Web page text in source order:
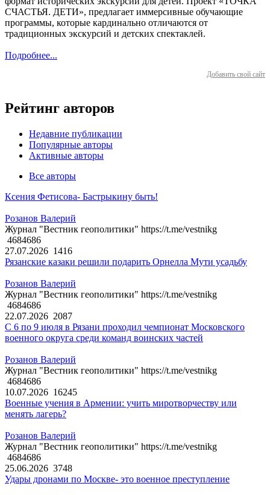
СЧАСТЬЯ. ДЕТИ», предлагает иммерсивные обучающие
программы, которые кардинально отличаются от
традиционных экскурсий и детских спектаклей.
Подробнее...
Добавить свой сайт
Рейтинг авторов
Недавние публикации
Популярные авторы
Активные авторы
Все авторы
Ксения Фетисова- Бастрыкину быть!
Розанов Валерий
Журнал "Вестник геополитики" https://t.me/vestnikg
4684686
27.07.2026 1416
Рязанские казаки решили подарить Орнелла Мути усадьбу
Розанов Валерий
Журнал "Вестник геополитики" https://t.me/vestnikg
4684686
22.07.2026 2087
С 6 по 9 июля в Рязани проходил чемпионат Московского
военного округа среди команд воинских частей
Розанов Валерий
Журнал "Вестник геополитики" https://t.me/vestnikg
4684686
10.07.2026 16245
Военные учения в Армении: учить миротворчеству или
менять лагерь?
Розанов Валерий
Журнал "Вестник геополитики" https://t.me/vestnikg
4684686
25.06.2026 3748
Удары дронами по Москве- это военное преступление